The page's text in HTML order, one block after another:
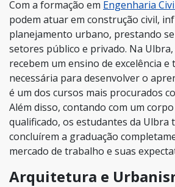
Com a formação em Engenharia
podem atuar em construção civil,
planejamento urbano, prestando
setores público e privado. Na
recebem um ensino de excelência
necessária para desenvolver o
é um dos cursos mais procurados
Além disso, contando com um
qualificado, os estudantes da Ulbra
concluírem a graduação
mercado de trabalho e suas
Arquitetura e